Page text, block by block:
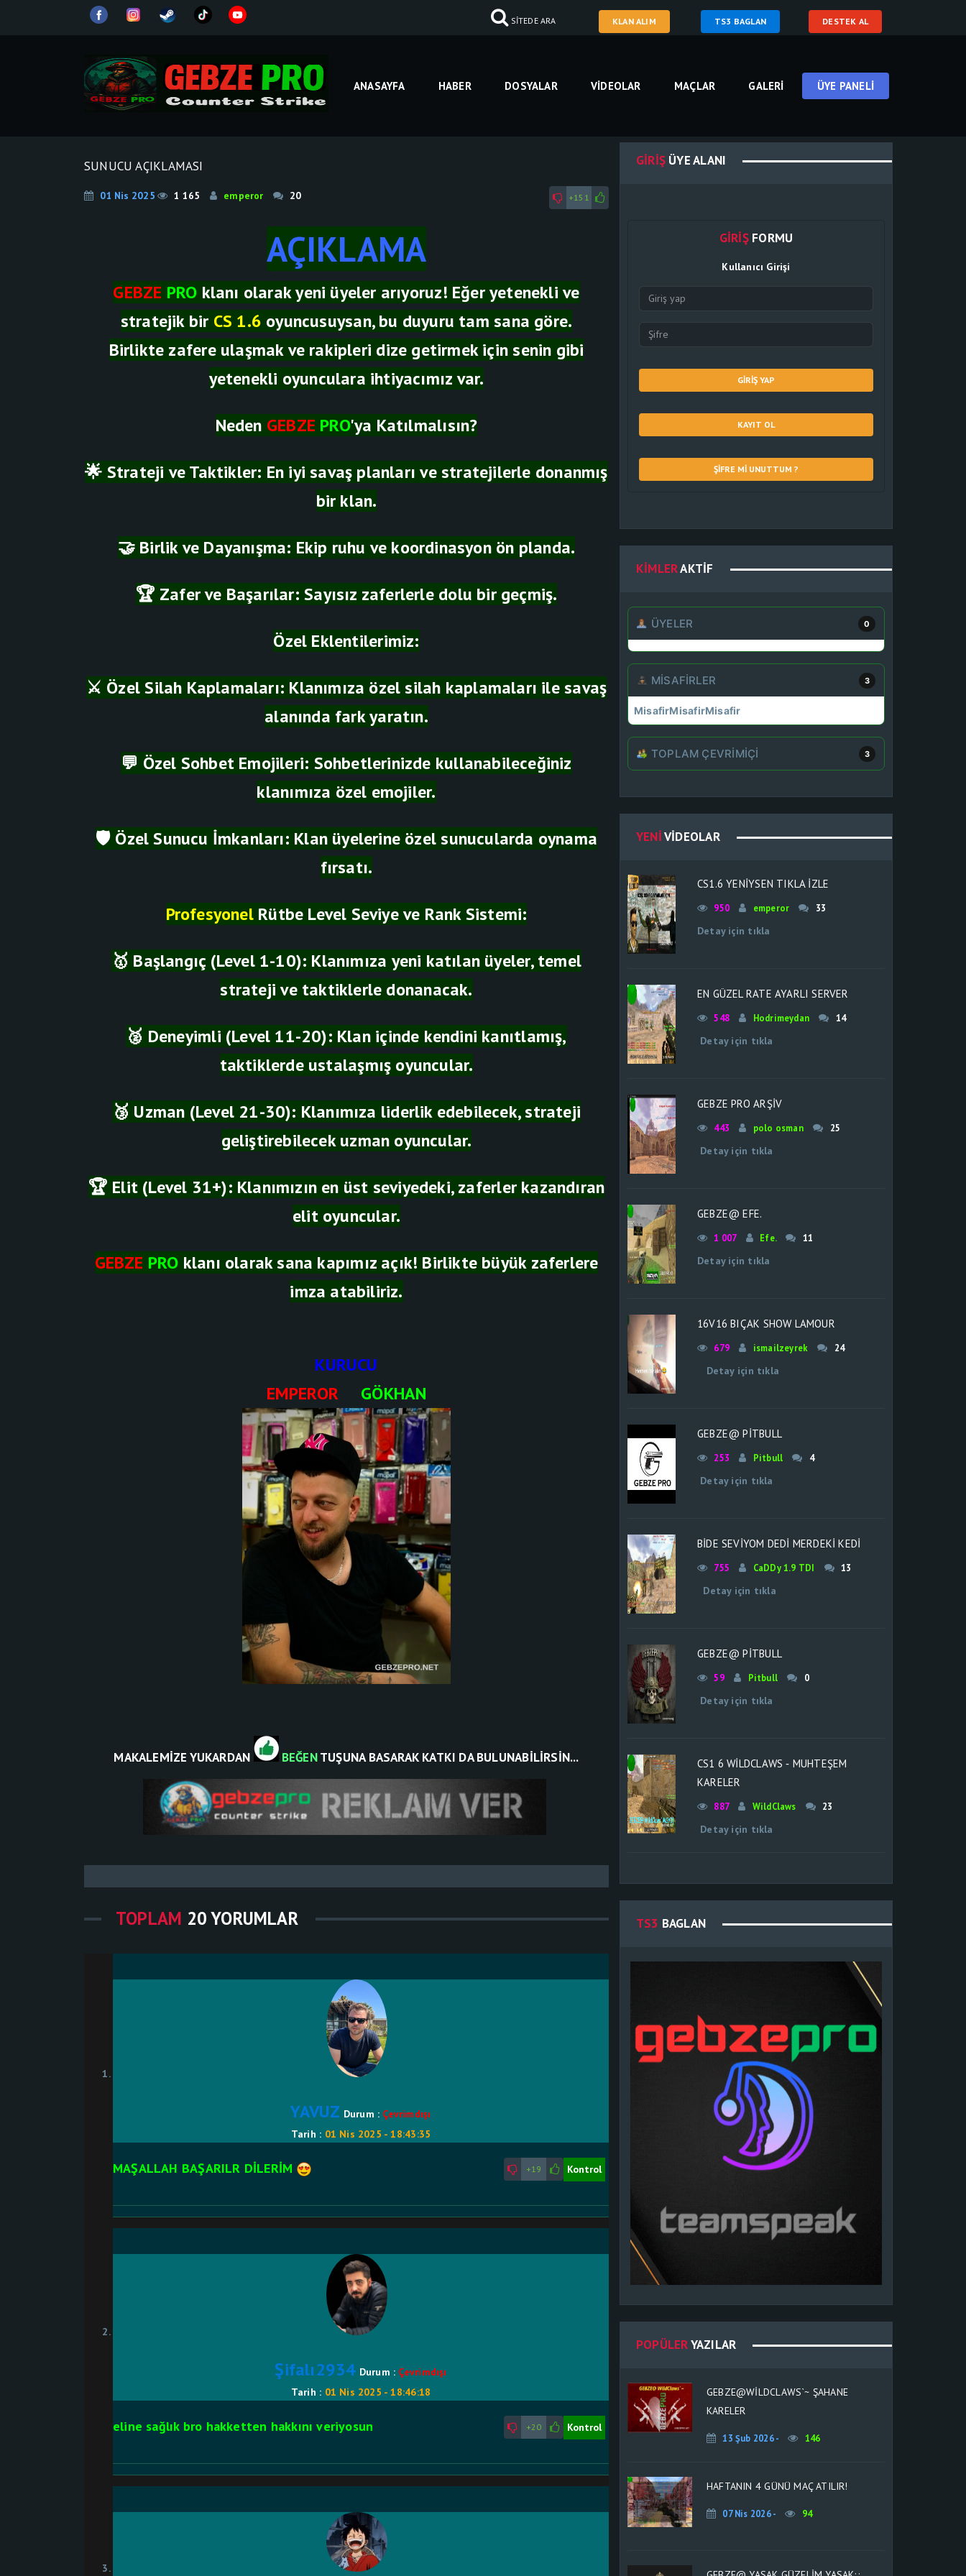
SİTEDE ARA KLAN ALIM TS3 BAGLAN DESTEK AL
ANASAYFA HABER DOSYALAR VIDEOLAR MAÇLAR GALERI ÜYE PANELI
SUNUCU AÇIKLAMASI
01 Nis 2025 1 165 emperor 20 +151
AÇIKLAMA
GEBZE PRO klanı olarak yeni üyeler arıyoruz! Eğer yetenekli ve
stratejik bir CS 1.6 oyuncusuysan, bu duyuru tam sana göre.
Birlikte zafere ulaşmak ve rakipleri dize getirmek için senin gibi
yetenekli oyunculara ihtiyacımız var.
Neden GEBZE PRO'ya Katılmalısın?
🌟 Strateji ve Taktikler: En iyi savaş planları ve stratejilerle donanmış
bir klan.
🤝 Birlik ve Dayanışma: Ekip ruhu ve koordinasyon ön planda.
🏆 Zafer ve Başarılar: Sayısız zaferlerle dolu bir geçmiş.
Özel Eklentilerimiz:
⚔️ Özel Silah Kaplamaları: Klanımıza özel silah kaplamaları ile savaş
alanında fark yaratın.
💬 Özel Sohbet Emojileri: Sohbetlerinizde kullanabileceğiniz
klanımıza özel emojiler.
🛡️ Özel Sunucu İmkanları: Klan üyelerine özel sunucularda oynama
fırsatı.
ProfesyonelRütbe Level Seviye ve Rank Sistemi:
🥇 Başlangıç (Level 1-10): Klanımıza yeni katılan üyeler, temel
strateji ve taktiklerle donanacak.
🥈 Deneyimli (Level 11-20): Klan içinde kendini kanıtlamış,
taktiklerde ustalaşmış oyuncular.
🥉 Uzman (Level 21-30): Klanımıza liderlik edebilecek, strateji
geliştirebilecek uzman oyuncular.
🏆 Elit (Level 31+): Klanımızın en üst seviyedeki, zaferler kazandıran
elit oyuncular.
GEBZE PRO klanı olarak sana kapımız açık! Birlikte büyük zaferlere
imza atabiliriz.
KURUCU
EMPEROR GÖKHAN
MAKALEMİZE YUKARDAN BEĞENTUŞUNA BASARAK KATKI DA BULUNABİLİRSİN...
TOPLAM 20 YORUMLAR
YAVUZ Durum : Çevrimdışı
Tarih : 01 Nis 2025 - 18:43:35
+19 Kontrol
MAŞALLAH BAŞARILR DİLERİM
Şifalı2934 Durum : Çevrimdışı
Tarih : 01 Nis 2025 - 18:46:18
+20 Kontrol
eline sağlık bro hakketten hakkını veriyosun
GIRIŞ ÜYE ALANI
GIRIŞFORMU
Kullanıcı Girişi
GIRIŞ YAP
KAYIT OL
ŞIFRE MI UNUTTUM ?
KIMLERAKTIF
ÜYELER 0
MISAFIRLER 3
MisafirMisafirMisafir
TOPLAM ÇEVRIMIÇI 3
YENIVIDEOLAR
CS1.6 YENIYSEN TIKLA IZLE
950 emperor 33
Detay için tıkla
EN GÜZEL RATE AYARLI SERVER
548 Hodrimeydan 14
Detay için tıkla
GEBZE PRO ARŞİV
443 polo osman 25
Detay için tıkla
GEBZE@ EFE.
1 007 Efe. 11
Detay için tıkla
16V16 BIÇAK SHOW LAMOUR
679 ismailzeyrek 24
Detay için tıkla
GEBZE@ PİTBULL
253 Pitbull 4
Detay için tıkla
BİDE SEVİYOM DEDİ MERDEKİ KEDİ
755 CaDDy 1.9 TDI 13
Detay için tıkla
GEBZE@ PİTBULL
59 Pitbull 0
Detay için tıkla
CS1 6 WİLDCLAWS ‐ MUHTEŞEM
KARELER
887 WildClaws 23
Detay için tıkla
TS3 BAGLAN
POPÜLERYAZILAR
GEBZE@WILDCLAWS`~ ŞAHANE
KARELER
13 Şub 2026 - 146
HAFTANIN 4 GÜNÜ MAÇ ATILIR!
07 Nis 2026 - 94